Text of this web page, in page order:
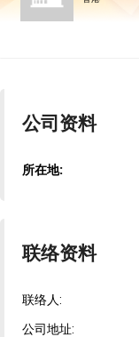
公司资料
所在地:
联络资料
联络人:
公司地址: